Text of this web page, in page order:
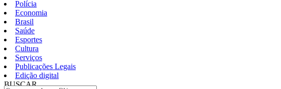
Polícia
Economia
Brasil
Saúde
Esportes
Cultura
Serviços
Publicações Legais
Edição digital
BUSCAR